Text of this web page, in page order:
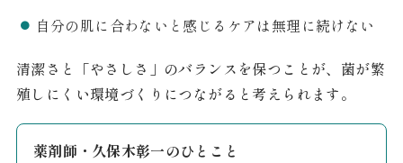
自分の肌に合わないと感じるケアは無理に続けない
清潔さと「やさしさ」のバランスを保つことが、菌が繁
殖しにくい環境づくりにつながると考えられます。
薬剤師・久保木彰一のひとこと